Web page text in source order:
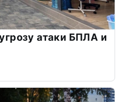
атаки БПЛА и